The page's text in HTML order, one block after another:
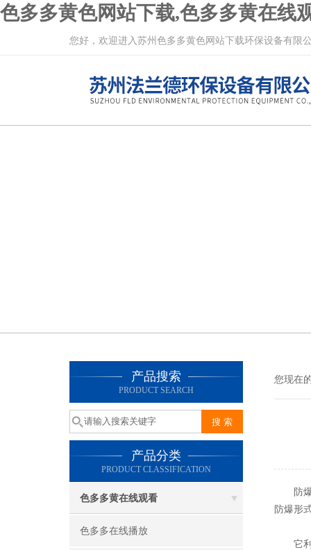
色多多黄色网站下载,色多多黄在线
您好，欢迎进入苏州色多多黄色网站下载环保设备有限公司
产品搜索
PRODUCT SEARCH
产品分类
PRODUCT CLASSIFICATION
色多多黄在线观看
色多多在线播放
您现在的
防
防爆形
它利用